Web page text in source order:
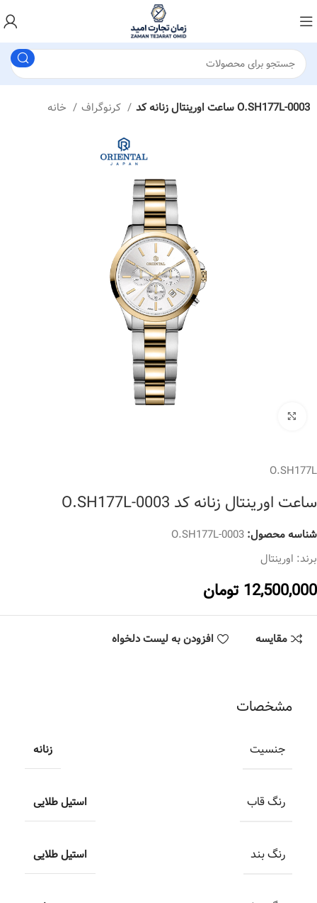
کرنوگراف ساعت اورینتال زنانه کد O.SH177L-0003
O.SH177L
ساعت اورینتال زنانه کد O.SH177L-0003
شناسه محصول:O.SH177L-0003
برند: اورینتال
12,500,000 تومان
مقایسه افزودن به لیست دلخواه
مشخصات
جنسیت زنانه
رنگ قاب استیل طلایی
رنگ بند استیل طلایی